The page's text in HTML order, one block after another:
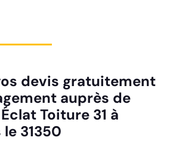
devis gratuitement
auprès de
Toiture 31 à
31350